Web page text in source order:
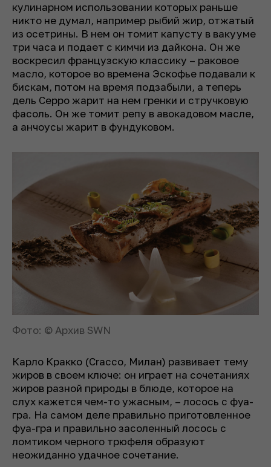
кулинарном использовании которых раньше
никто не думал, например рыбий жир, отжатый
из осетрины. В нем он томит капусту в вакууме
три часа и подает с кимчи из дайкона. Он же
воскресил французскую классику – раковое
масло, которое во времена Эскофье подавали к
бискам, потом на время подзабыли, а теперь
дель Серро жарит на нем гренки и стручковую
фасоль. Он же томит репу в авокадовом масле,
а анчоусы жарит в фундуковом.
Фото: © Архив SWN
Карло Кракко (Cracco, Милан) развивает тему
жиров в своем ключе: он играет на сочетаниях
жиров разной природы в блюде, которое на
слух кажется чем-то ужасным, – лосось с фуа-
гра. На самом деле правильно приготовленное
фуа-гра и правильно засоленный лосось с
ломтиком черного трюфеля образуют
неожиданно удачное сочетание.